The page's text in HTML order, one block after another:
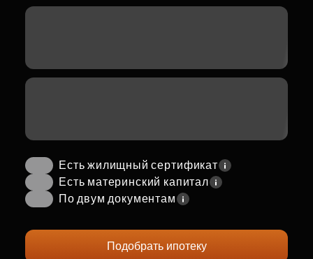
Есть жилищный сертификат
Есть материнский капитал
По двум документам
Подобрать ипотеку